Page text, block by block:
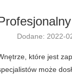
Dodane: 2022-
które jest
może